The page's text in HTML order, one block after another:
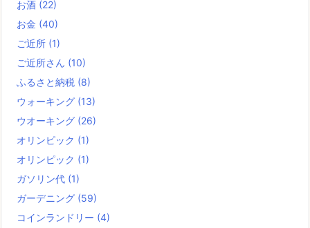
お酒 (22)
お金 (40)
ご近所 (1)
ご近所さん (10)
ふるさと納税 (8)
ウォーキング (13)
ウオーキング (26)
オリンピック (1)
オリンピック (1)
ガソリン代 (1)
ガーデニング (59)
コインランドリー (4)